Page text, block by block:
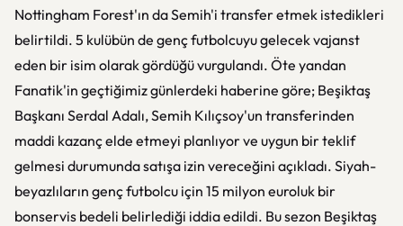
Nottingham Forest'ın da Semih'i transfer etmek istedikleri
belirtildi. 5 kulübün de genç futbolcuyu gelecek vajanst
eden bir isim olarak gördüğü vurgulandı. Öte yandan
Fanatik'in geçtiğimiz günlerdeki haberine göre; Beşiktaş
Başkanı Serdal Adalı, Semih Kılıçsoy'un transferinden
maddi kazanç elde etmeyi planlıyor ve uygun bir teklif
gelmesi durumunda satışa izin vereceğini açıkladı. Siyah-
beyazlıların genç futbolcu için 15 milyon euroluk bir
bonservis bedeli belirlediği iddia edildi. Bu sezon Beşiktaş